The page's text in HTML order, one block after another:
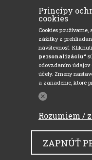
Princípy
cookies
Cookies používame,
zážitky z
návštevnosť.
personalizáciu“
odovzdaním údajov
účely. Zmeny
a zariadenie, ktoré
Rozumiem /
ZAPNÚŤ